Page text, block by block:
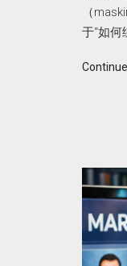
（
于“如